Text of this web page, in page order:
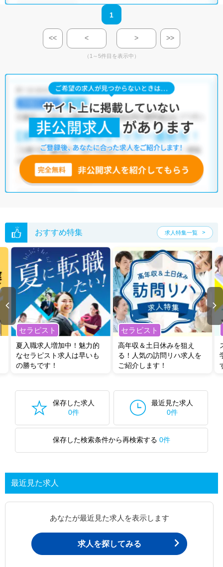
1
<< < > >>
（1～5件目を表示中）
おすすめ特集 求人特集一覧
セラピスト
夏入職求人増加中！魅力的
なセラピスト求人は早いも
の勝ちです！
セラピスト
高年収＆土日休みを狙え
る！人気の訪問リハ求人を
ご紹介します！
保存した求人
0件
最近見た求人
0件
保存した検索条件から再検索する 0件
最近見た求人
あなたが最近見た求人を表示します
求人を探してみる